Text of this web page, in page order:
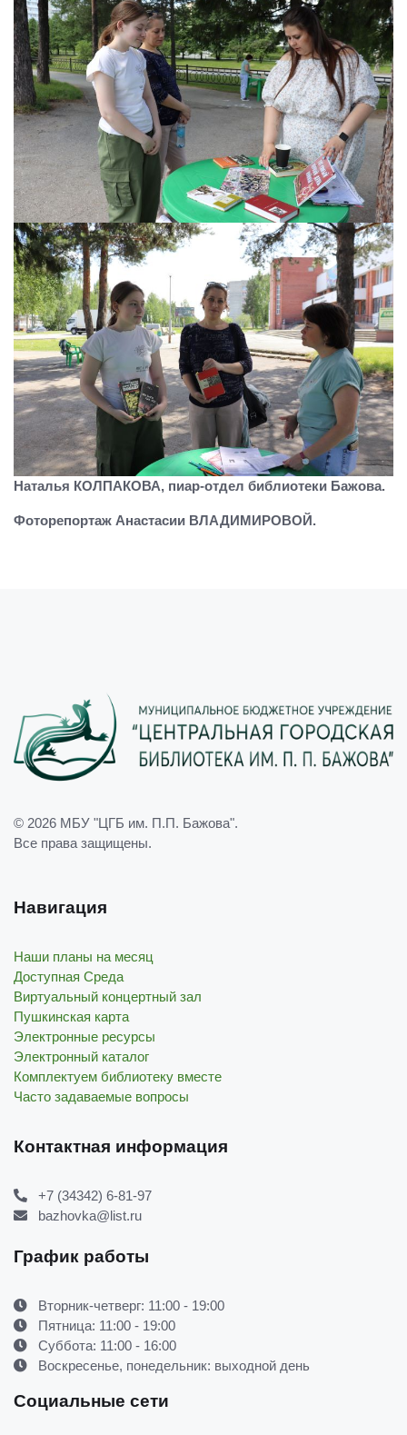
Наталья КОЛПАКОВА, пиар-отдел библиотеки Бажова.
Фоторепортаж Анастасии ВЛАДИМИРОВОЙ.
© 2026 МБУ "ЦГБ им. П.П. Бажова".
Все права защищены.
Навигация
Наши планы на месяц
Доступная Среда
Виртуальный концертный зал
Пушкинская карта
Электронные ресурсы
Электронный каталог
Комплектуем библиотеку вместе
Часто задаваемые вопросы
Контактная информация
+7 (34342) 6-81-97
bazhovka@list.ru
График работы
Вторник-четверг: 11:00 - 19:00
Пятница: 11:00 - 19:00
Суббота: 11:00 - 16:00
Воскресенье, понедельник: выходной день
Социальные сети